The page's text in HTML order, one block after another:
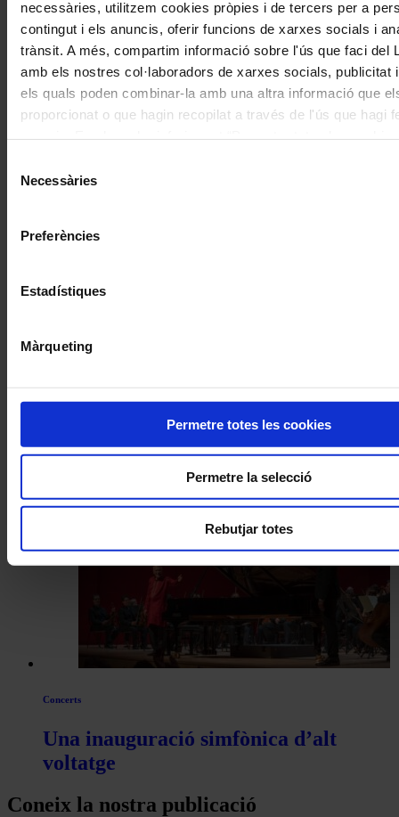
necessàries, utilitzem cookies pròpies i de tercers per a
contingut i els anuncis, oferir funcions de xarxes socials i
trànsit. A més, compartim informació sobre l'ús que faci del
amb els nostres col·laboradors de xarxes socials, publicitat
els quals poden combinar-la amb una altra informació que
proporcionat o que hagin recopilat a través de l'ús que hagi
"Permetre la selecció". Si vol més informació visiti la nostra
Necessàries
Preferències
Estadístiques
Màrqueting
Permetre totes les cookies
Permetre la selecció
Rebutjar totes
de
Actualitat
ple agost al Festival de Torroella
Montserrat Torrent a Peralada: un
debut als 100 anys
Concerts
Una inauguració simfònica d’alt
voltatge
Coneix la nostra publicació